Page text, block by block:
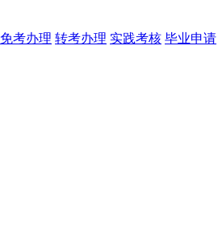
免考办理 转考办理 实践考核 毕业申请